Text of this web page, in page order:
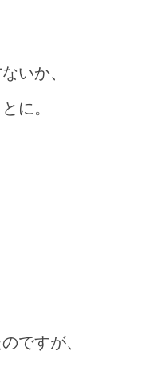
いか、
に。
ですが、